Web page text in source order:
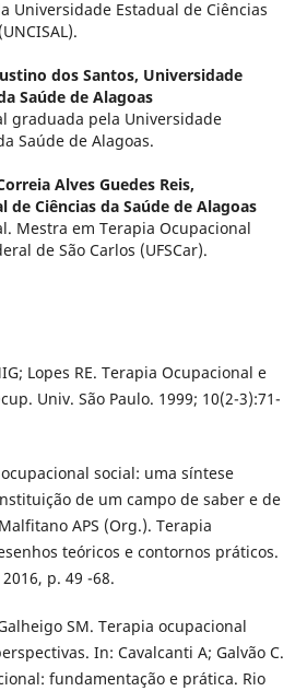
Universidade Estadual de Ciências
dos Santos, Universidade
Saúde de Alagoas
graduada pela Universidade
Saúde de Alagoas.
Alves Guedes Reis,
de Ciências da Saúde de Alagoas
Mestra em Terapia Ocupacional
de São Carlos (UFSCar).
Lopes RE. Terapia Ocupacional e
Univ. São Paulo. 1999; 10(2-3):71-
social: uma síntese
de um campo de saber e de
APS (Org.). Terapia
teóricos e contornos práticos.
p. 49 -68.
SM. Terapia ocupacional
In: Cavalcanti A; Galvão C.
fundamentação e prática. Rio